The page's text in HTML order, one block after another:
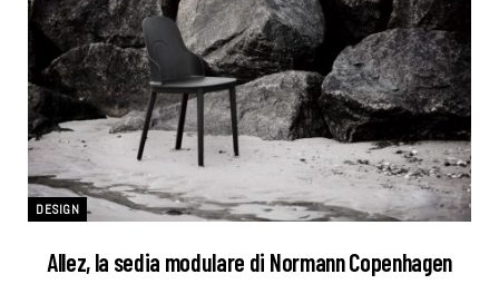
DESIGN
Allez, la sedia modulare di Normann Copenhagen